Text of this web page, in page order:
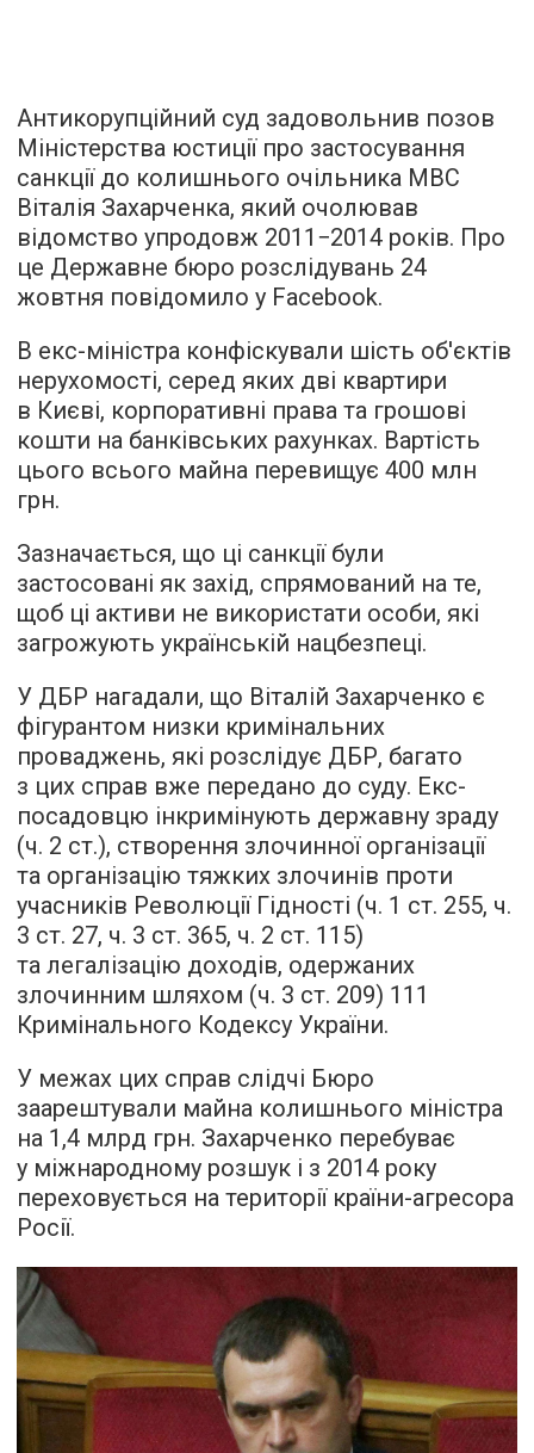
Антикорупційний суд задовольнив позов
Міністерства юстиції про застосування
санкції до колишнього очільника МВС
Віталія Захарченка, який очолював
відомство упродовж 2011−2014 років. Про
це Державне бюро розслідувань 24
жовтня повідомило у Facebook.
В екс-міністра конфіскували шість об'єктів
нерухомості, серед яких дві квартири
в Києві, корпоративні права та грошові
кошти на банківських рахунках. Вартість
цього всього майна перевищує 400 млн
грн.
Зазначається, що ці санкції були
застосовані як захід, спрямований на те,
щоб ці активи не використати особи, які
загрожують українській нацбезпеці.
У ДБР нагадали, що Віталій Захарченко є
фігурантом низки кримінальних
проваджень, які розслідує ДБР, багато
з цих справ вже передано до суду. Екс-
посадовцю інкримінують державну зраду
(ч. 2 ст.), створення злочинної організації
та організацію тяжких злочинів проти
учасників Революції Гідності (ч. 1 ст. 255, ч.
3 ст. 27, ч. 3 ст. 365, ч. 2 ст. 115)
та легалізацію доходів, одержаних
злочинним шляхом (ч. 3 ст. 209) 111
Кримінального Кодексу України.
У межах цих справ слідчі Бюро
заарештували майна колишнього міністра
на 1,4 млрд грн. Захарченко перебуває
у міжнародному розшук і з 2014 року
переховується на території країни-агресора
Росії.